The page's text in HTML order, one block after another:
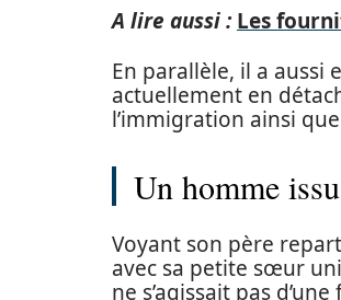
A lire aussi : Les
En parallèle, il a aussi
actuellement en
l’immigration ainsi
Un homme
Voyant son père
avec sa petite sœur
ne s’agissait pas